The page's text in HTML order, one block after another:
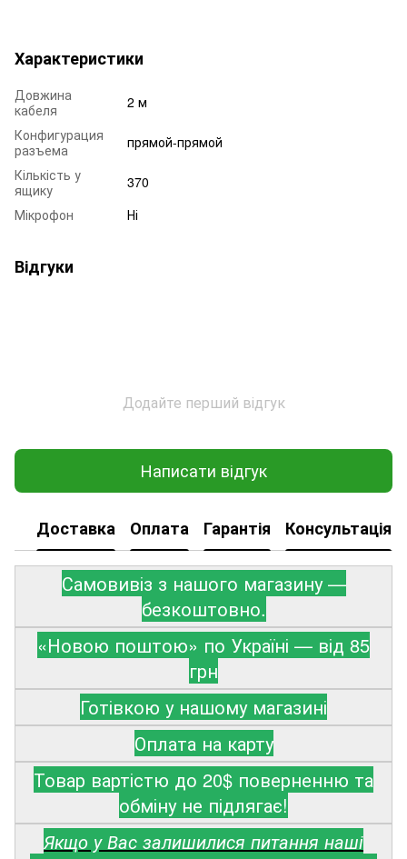
Характеристики
Довжина
кабеля
2 м
Конфигурация
разъема
прямой-прямой
Кількість у
ящику
370
Мікрофон
Ні
Відгуки
Додайте перший відгук
Написати відгук
Доставка Оплата Гарантія Консультація
Самовивіз з нашого магазину —
безкоштовно.
«Новою поштою» по Україні — від 85
грн
Готівкою у нашому магазині
Оплата на карту
Товар вартістю до 20$ поверненню та
обміну не підлягає!
Якщо у Вас залишилися питання наші